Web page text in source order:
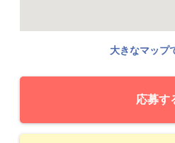
大きなマップ
応募す